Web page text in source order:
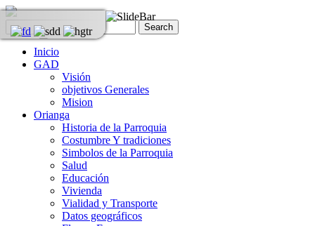
Inicio
GAD
Visión
objetivos Generales
Mision
Orianga
Historia de la Parroquia
Costumbre Y tradiciones
Simbolos de la Parroquia
Salud
Educación
Vivienda
Vialidad y Transporte
Datos geográficos